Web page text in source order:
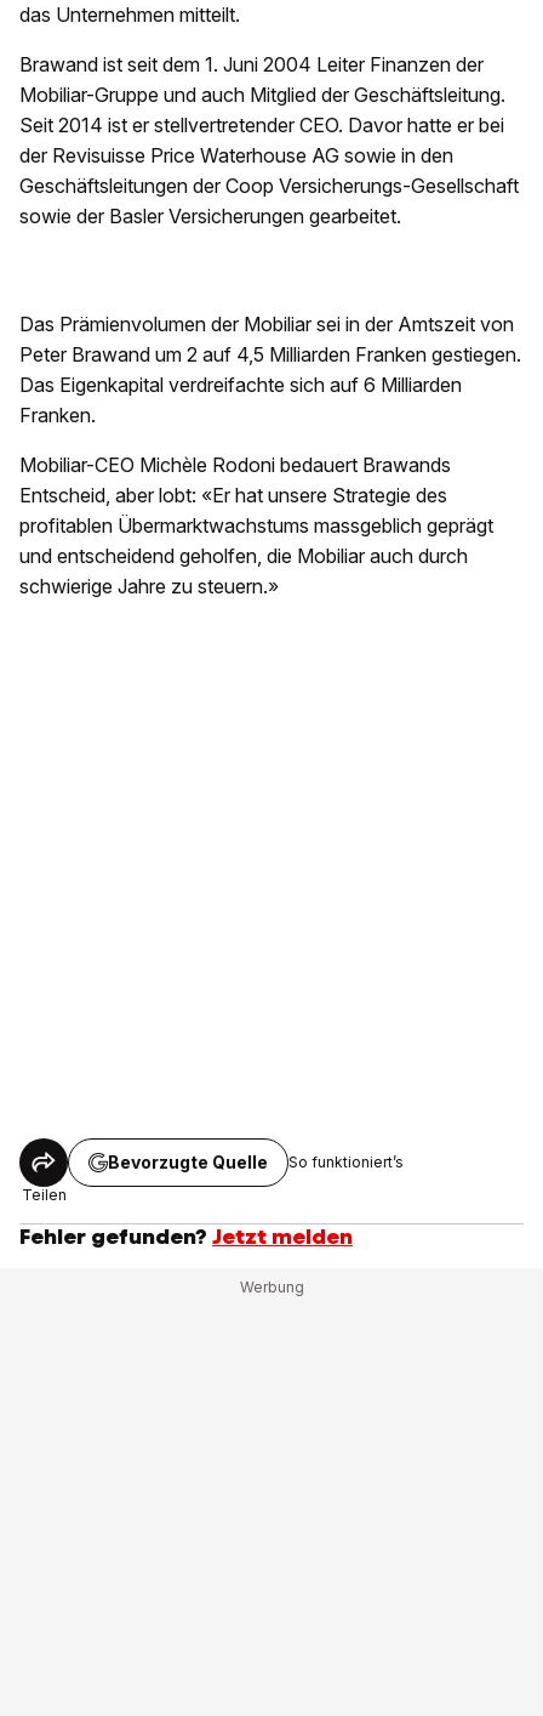
das Unternehmen mitteilt.
Brawand ist seit dem 1. Juni 2004 Leiter Finanzen der
Mobiliar-Gruppe und auch Mitglied der Geschäftsleitung.
Seit 2014 ist er stellvertretender CEO. Davor hatte er bei
der Revisuisse Price Waterhouse AG sowie in den
Geschäftsleitungen der Coop Versicherungs-Gesellschaft
sowie der Basler Versicherungen gearbeitet.
Das Prämienvolumen der Mobiliar sei in der Amtszeit von
Peter Brawand um 2 auf 4,5 Milliarden Franken gestiegen.
Das Eigenkapital verdreifachte sich auf 6 Milliarden
Franken.
Mobiliar-CEO Michèle Rodoni bedauert Brawands
Entscheid, aber lobt: «Er hat unsere Strategie des
profitablen Übermarktwachstums massgeblich geprägt
und entscheidend geholfen, die Mobiliar auch durch
schwierige Jahre zu steuern.»
Teilen
Bevorzugte Quelle So funktioniert’s
Fehler gefunden? Jetzt melden